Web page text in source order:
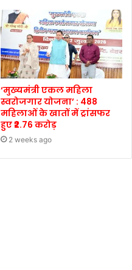
‘मुख्यमंत्री एकल महिला
स्वरोजगार योजना’ : 488
महिलाओं के खातों में ट्रांसफर
हुए ₹2.76 करोड़
2 weeks ago